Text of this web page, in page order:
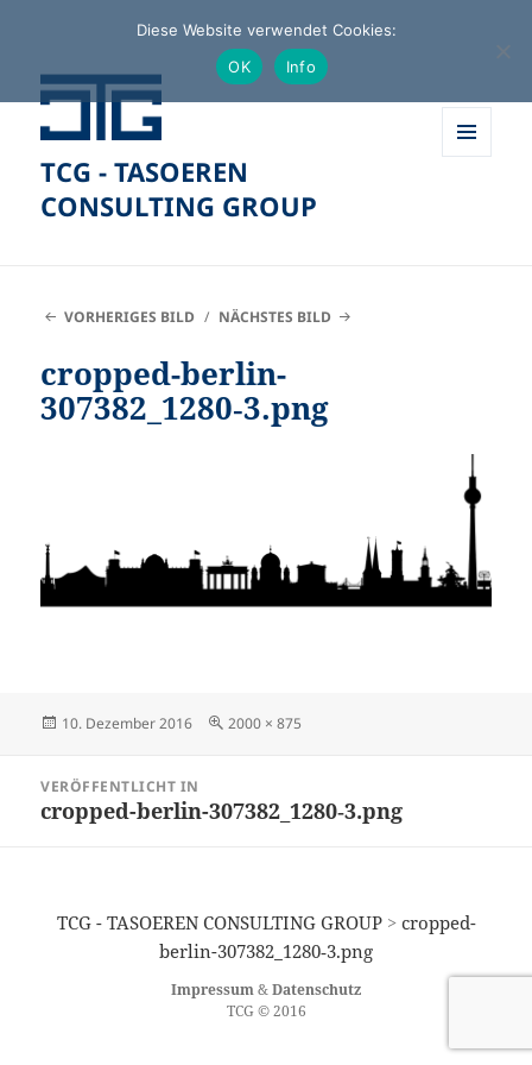
TCG - TASOEREN
CONSULTING GROUP
VORHERIGES BILD NÄCHSTES BILD
cropped-berlin-
307382_1280‑3.png
Veröffentlicht
10. Dezember 2016 Originalgröße
2000 × 875
VERÖFFENTLICHT IN
cropped-berlin-307382_1280‑3.png
TCG - TASOEREN CONSULTING GROUP> cropped-
berlin-307382_1280‑3.png
Impressum&Datenschutz
TCG © 2016
Diese Website verwendet Cookies:
OK
Info